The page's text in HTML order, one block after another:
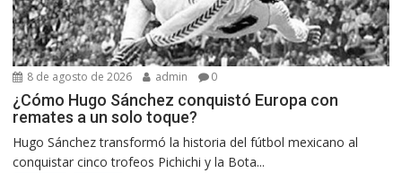
8 de agosto de 2026 admin 0
¿Cómo Hugo Sánchez conquistó Europa con
remates a un solo toque?
Hugo Sánchez transformó la historia del fútbol mexicano al
conquistar cinco trofeos Pichichi y la Bota...